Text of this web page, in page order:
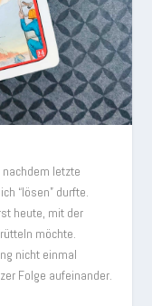
letzte
“lösen” durfte.
heute, mit der
möchte.
nicht einmal
Folge aufeinander.